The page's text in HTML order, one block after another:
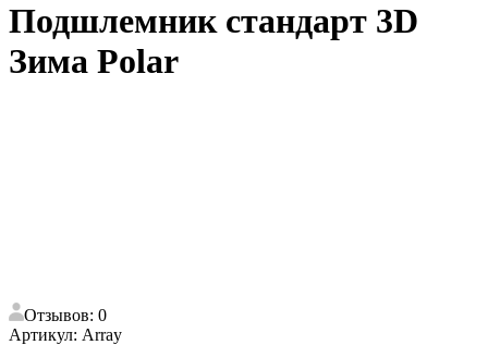
Подшлемник стандарт 3D
Зима Polar
Отзывов: 0
Артикул: Array